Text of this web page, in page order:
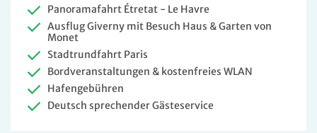
Panoramafahrt Étretat - Le Havre
Ausflug Giverny mit Besuch Haus & Garten von
Monet
Stadtrundfahrt Paris
Bordveranstaltungen & kostenfreies WLAN
Hafengebühren
Deutsch sprechender Gästeservice